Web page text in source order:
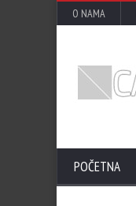
O NAMA
POČETNA